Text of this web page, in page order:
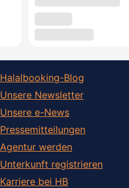
Halalbooking-Blog
Unsere Newsletter
Unsere e-News
Pressemitteilungen
Agentur werden
Unterkunft registrieren
Karriere bei HB